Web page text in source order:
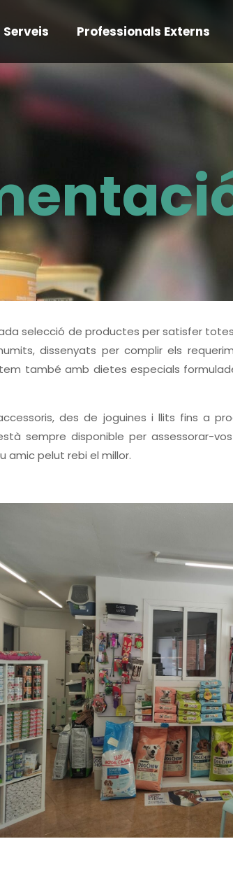
Serveis Professionals Externs
selecció de productes per satisfer
dissenyats per complir els
també amb dietes especials
des de joguines i llits fins a
sempre disponible per assessorar-
amic pelut rebi el millor.